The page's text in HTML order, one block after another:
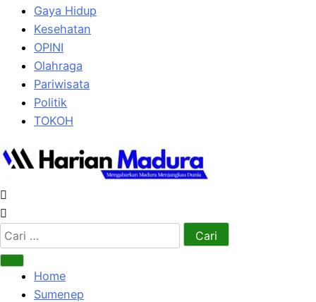
Gaya Hidup
Kesehatan
OPINI
Olahraga
Pariwisata
Politik
TOKOH
Cari
untuk:
Home
Sumenep